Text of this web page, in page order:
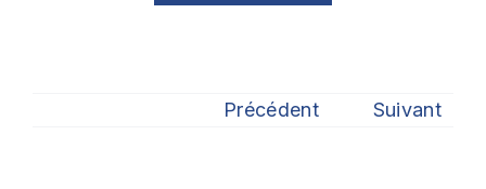
Précédent Suivant